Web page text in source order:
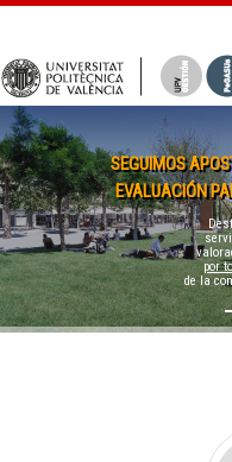
SEGUIMOS
EVALUACIÓN
por
de la